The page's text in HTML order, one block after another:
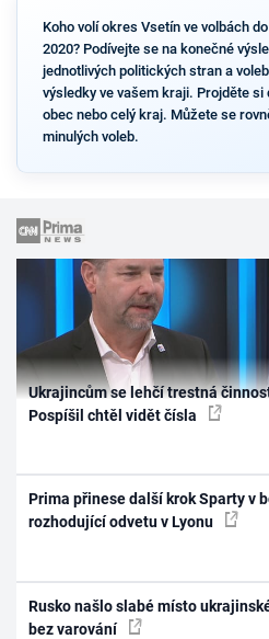
Koho volí okres Vsetín ve volbách
2020? Podívejte se na konečné
jednotlivých politických stran a
výsledky ve vašem kraji. Projděte
obec nebo celý kraj. Můžete se
minulých voleb.
Ukrajincům se lehčí trestná
Pospíšil chtěl vidět čísla
Prima přinese další krok Sparty v
rozhodující odvetu v Lyonu
Rusko našlo slabé místo
bez varování